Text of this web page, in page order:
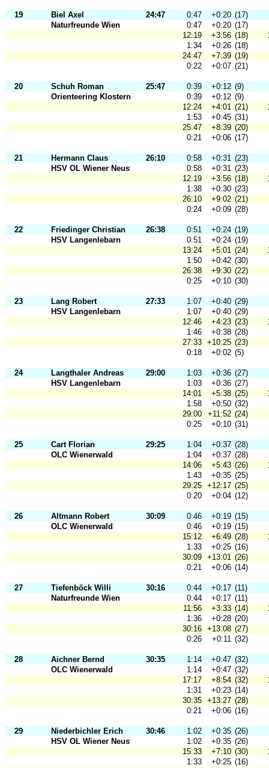
19 Biel Axel 24:47 0:47 +0:20 (17)
Naturfreunde Wien
0:47 +0:20 (17)
12:19
+3:56 (18)
1:34
+0:26 (18)
24:47
+7:39 (19)
0:22
+0:07 (21)
20 Schuh Roman 25:47 0:39 +0:12 (9)
Orienteering Klosterneuburg
0:39 +0:12 (9)
12:24
+4:01 (21)
1:53
+0:45 (31)
25:47
+8:39 (20)
0:21
+0:06 (17)
21 Hermann Claus 26:10 0:58 +0:31 (23)
HSV OL Wiener Neustadt
0:58 +0:31 (23)
12:19
+3:56 (18)
1:38
+0:30 (23)
26:10
+9:02 (21)
0:24
+0:09 (28)
22 Friedinger Christian 26:38 0:51 +0:24 (19)
HSV Langenlebarn
0:51 +0:24 (19)
13:24
+5:01 (24)
1:50
+0:42 (30)
26:38
+9:30 (22)
0:25
+0:10 (30)
23 Lang Robert 27:33 1:07 +0:40 (29)
HSV Langenlebarn
1:07 +0:40 (29)
12:46
+4:23 (23)
1:46
+0:38 (28)
27:33 +10:25 (23)
0:18
+0:02 (5)
24 Langthaler Andreas 29:00 1:03 +0:36 (27)
HSV Langenlebarn
1:03 +0:36 (27)
14:01
+5:38 (25)
1:58
+0:50 (32)
29:00
+11:52 (24)
0:25
+0:10 (31)
25 Cart Florian 29:25 1:04 +0:37 (28)
OLC Wienerwald
1:04 +0:37 (28)
14:06
+5:43 (26)
1:43
+0:35 (25)
29:25 +12:17 (25)
0:20
+0:04 (12)
26 Altmann Robert 30:09 0:46 +0:19 (15)
OLC Wienerwald
0:46 +0:19 (15)
15:12
+6:49 (28)
1:33
+0:25 (16)
30:09 +13:01 (26)
0:21
+0:06 (14)
27 Tiefenböck Willi 30:16 0:44 +0:17 (11)
Naturfreunde Wien
0:44 +0:17 (11)
11:56
+3:33 (14)
1:36
+0:28 (20)
30:16 +13:08 (27)
0:26
+0:11 (32)
28 Aichner Bernd 30:35 1:14 +0:47 (32)
OLC Wienerwald
1:14 +0:47 (32)
17:17
+8:54 (32)
1:31
+0:23 (14)
30:35 +13:27 (28)
0:21
+0:06 (16)
29 Niederbichler Erich 30:46 1:02 +0:35 (26)
HSV OL Wiener Neustadt
1:02 +0:35 (26)
15:33
+7:10 (30)
1:33
+0:25 (16)